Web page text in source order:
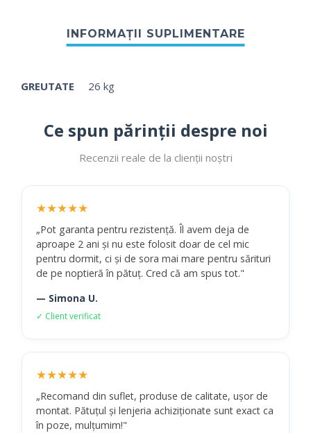
GREUTATE 26 kg
Ce spun părinții despre noi
Recenzii reale de la clienții noștri
★★★★★
„Pot garanta pentru rezistență. Îl avem deja de
aproape 2 ani și nu este folosit doar de cel mic
pentru dormit, ci și de sora mai mare pentru sărituri
de pe noptieră în pătuț. Cred că am spus tot."
— Simona U.
✓ Client verificat
★★★★★
„Recomand din suflet, produse de calitate, ușor de
montat. Pătuțul și lenjeria achiziționate sunt exact ca
în poze, mulțumim!"